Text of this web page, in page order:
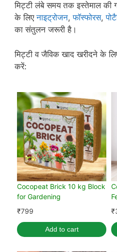
मिट्टी लंबे समय तक इस्तेमाल की
के लिएनाइट्रोजन,फॉस्फोरस,
का संतुलन जरूरी है।
मिट्टी व जैविक खाद खरीदने के
करें:
Cocopeat Brick 10 kg Block
for Gardening
₹799
Add to cart
₹